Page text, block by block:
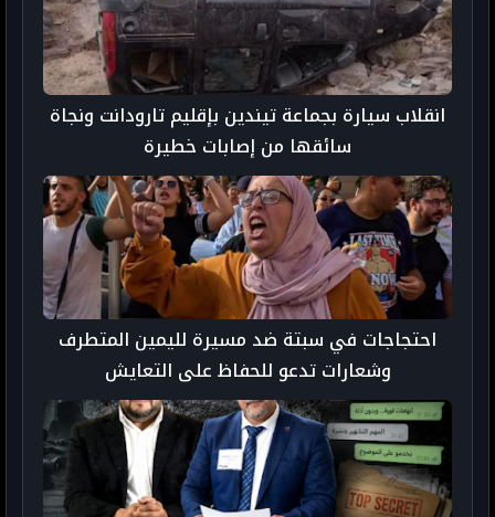
انقلاب سيارة بجماعة تيندين بإقليم تارودانت ونجاة
سائقها من إصابات خطيرة
احتجاجات في سبتة ضد مسيرة لليمين المتطرف
وشعارات تدعو للحفاظ على التعايش